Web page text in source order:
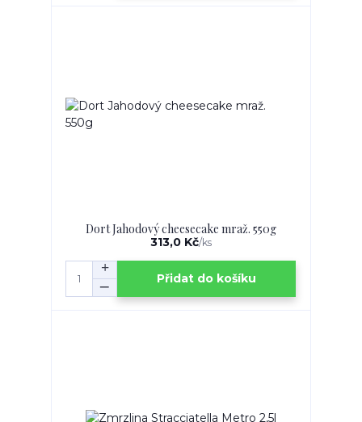
Dort Jahodový cheesecake mraž. 550g
313,0 Kč/ks
Přidat do košíku